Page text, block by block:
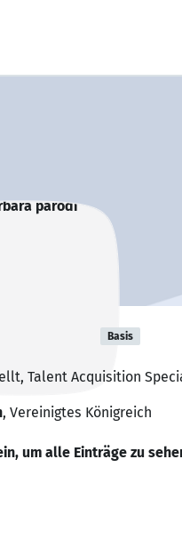
parodi Basis
Talent Acquisition
, Vereinigtes Königreich
um alle Einträge zu